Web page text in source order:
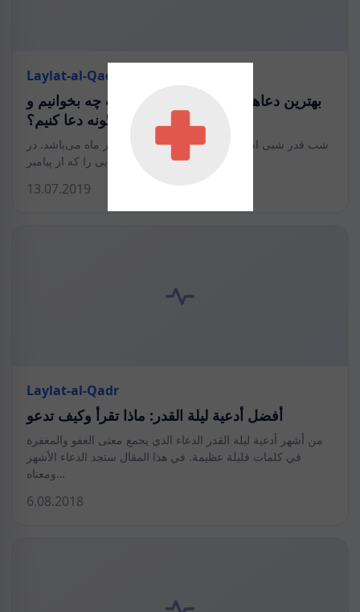
Laylat-al-Qadr
بهترین دعاهای شب قدر: در این شب چه بخوانیم و
چگونه دعا کنیم؟
شب قدر شبی است که عبادت در آن بهتر از هزار ماه می‌باشد. در
13.07.2019
Laylat-al-Qadr
أفضل أدعية ليلة القدر: ماذا تقرأ وكيف تدعو
من أشهر أدعية ليلة القدر الدعاء الذي يجمع معنى العفو والمغفرة
في كلمات قليلة عظيمة. في هذا المقال ستجد الدعاء الأشهر
ومعناه…
6.08.2018